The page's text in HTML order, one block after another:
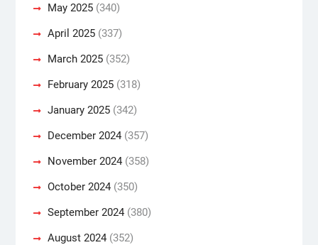
May 2025(340)
April 2025(337)
March 2025(352)
February 2025(318)
January 2025(342)
December 2024(357)
November 2024(358)
October 2024(350)
September 2024(380)
August 2024(352)